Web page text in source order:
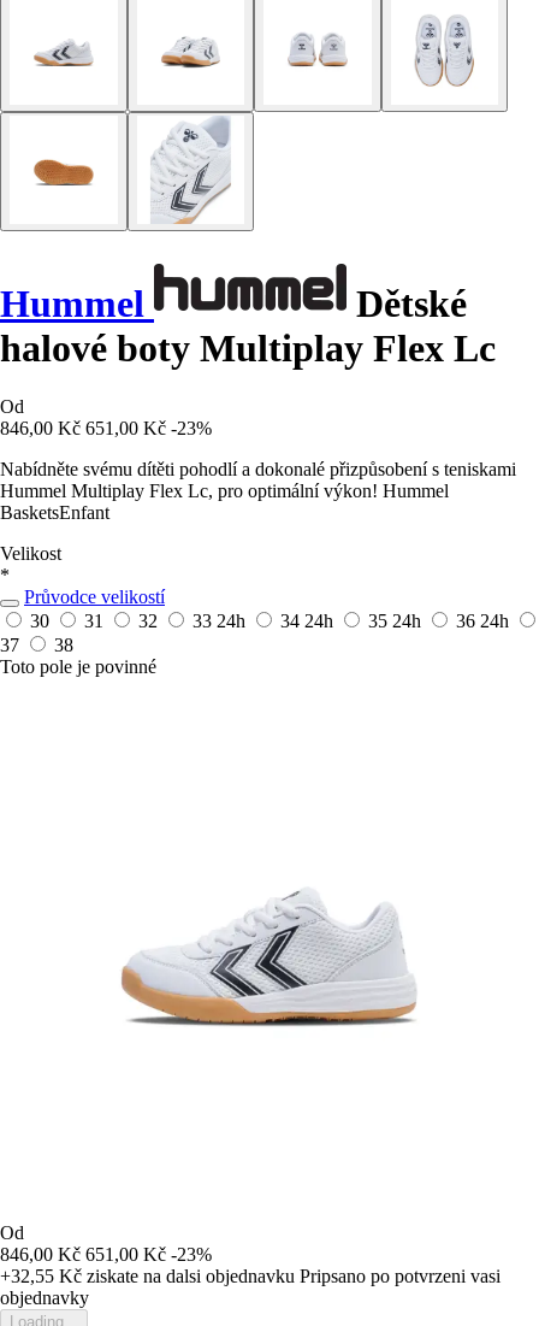
Hummel
Dětské
halové boty Multiplay Flex Lc
Od
846,00 Kč 651,00 Kč -23%
Nabídněte svému dítěti pohodlí a dokonalé přizpůsobení s teniskami
Hummel Multiplay Flex Lc, pro optimální výkon! Hummel
BasketsEnfant
Velikost
*
Průvodce velikostí
30
31 32 33 24h 34 24h 35 24h 36 24h
37
38
Toto pole je povinné
Od
846,00 Kč 651,00 Kč -23%
+32,55 Kč ziskate na dalsi objednavku Pripsano po potvrzeni vasi
objednavky
Loading...